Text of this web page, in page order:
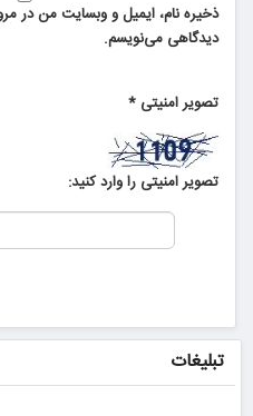
ذخیره نام، ایمیل و وبسایت من در
دیدگاهی می‌نویسم.
تصویر امنیتی *
تصویر امنیتی را وارد کنید:
تبلیغات